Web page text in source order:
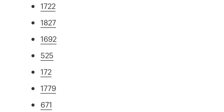
1722
1827
1692
525
172
1779
671